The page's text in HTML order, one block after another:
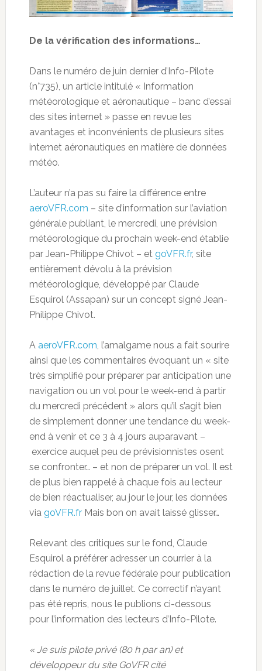
De la vérification des informations…
Dans le numéro de juin dernier d’Info-Pilote
(n°735), un article intitulé « Information
météorologique et aéronautique – banc d’essai
des sites internet » passe en revue les
avantages et inconvénients de plusieurs sites
internet aéronautiques en matière de données
météo.
L’auteur n’a pas su faire la différence entre
aeroVFR.com – site d’information sur l’aviation
générale publiant, le mercredi, une prévision
météorologique du prochain week-end établie
par Jean-Philippe Chivot – et goVFR.fr, site
entièrement dévolu à la prévision
météorologique, développé par Claude
Esquirol (Assapan) sur un concept signé Jean-
Philippe Chivot.
A aeroVFR.com, l’amalgame nous a fait sourire
ainsi que les commentaires évoquant un « site
très simplifié pour préparer par anticipation une
navigation ou un vol pour le week-end à partir
du mercredi précédent » alors qu’il s’agit bien
de simplement donner une tendance du week-
end à venir et ce 3 à 4 jours auparavant –
exercice auquel peu de prévisionnistes osent
se confronter… – et non de préparer un vol. Il est
de plus bien rappelé à chaque fois au lecteur
de bien réactualiser, au jour le jour, les données
via goVFR.frMais bon on avait laissé glisser…
Relevant des critiques sur le fond, Claude
Esquirol a préférer adresser un courrier à la
rédaction de la revue fédérale pour publication
dans le numéro de juillet. Ce correctif n’ayant
pas été repris, nous le publions ci-dessous
pour l’information des lecteurs d’Info-Pilote.
« Je suis pilote privé (80 h par an) et
développeur du site GoVFR cité